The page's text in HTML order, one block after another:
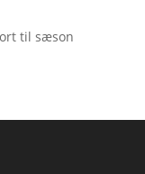
til sæson